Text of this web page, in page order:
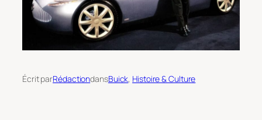
Écrit parRédactiondansBuick, Histoire & Culture